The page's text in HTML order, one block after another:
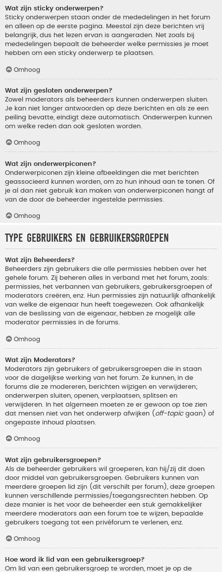
Wat zijn sticky onderwerpen?
Sticky onderwerpen staan onder de mededelingen in het forum
en alleen op de eerste pagina. Meestal zijn deze berichten vrij
belangrijk, dus het lezen ervan is aangeraden. Net zoals bij
mededelingen bepaalt de beheerder welke permissies je moet
hebben om een sticky onderwerp te plaatsen.
Omhoog
Wat zijn gesloten onderwerpen?
Zowel moderators als beheerders kunnen onderwerpen sluiten.
Je kan niet langer antwoorden op deze berichten en als ze een
peiling bevatte, eindigt deze automatisch. Onderwerpen kunnen
om welke reden dan ook gesloten worden.
Omhoog
Wat zijn onderwerpiconen?
Onderwerpiconen zijn kleine afbeeldingen die met berichten
geassocieerd kunnen worden, om zo hun inhoud aan te tonen. Of
je al dan niet gebruik kan maken van onderwerpiconen hangt af
van de door de beheerder ingestelde permissies.
Omhoog
Type gebruikers en gebruikersgroepen
Wat zijn Beheerders?
Beheerders zijn gebruikers die alle permissies hebben over het
gehele forum. Zij beheren alles in verband met het forum, zoals:
permissies, het verbannen van gebruikers, gebruikersgroepen of
moderators creëren, enz. Hun permissies zijn natuurlijk afhankelijk
van welke de eigenaar hun heeft toegewezen. Ook afhankelijk
van de beslissing van de eigenaar, hebben ze mogelijk alle
moderator permissies in de forums.
Omhoog
Wat zijn Moderators?
Moderators zijn gebruikers of gebruikersgroepen die in staan
voor de dagelijkse werking van het forum. Ze kunnen, in de
forums die ze modereren, berichten wijzigen en verwijderen;
onderwerpen sluiten, openen, verplaatsen, splitsen en
verwijderen. In het algemeen moeten ze er gewoon op toe zien
dat mensen niet van het onderwerp afwijken ( off-topicgaan) of
ongepaste inhoud plaatsen.
Omhoog
Wat zijn gebruikersgroepen?
Als de beheerder gebruikers wil groeperen, kan hij/zij dit doen
door middel van gebruikersgroepen. Gebruikers kunnen van
meerdere groepen lid zijn (dit verschilt per forum), deze groepen
kunnen verschillende permissies/toegangsrechten hebben. Op
deze manier is het voor de beheerder een stuk gemakkelijker
meerdere moderators aan een forum toe te wijzen, bepaalde
gebruikers toegang tot een privéforum te verlenen, enz.
Omhoog
Hoe word ik lid van een gebruikersgroep?
Om lid van een gebruikersgroep te worden, moet je op de